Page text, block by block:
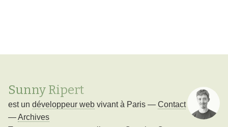
Sunny Ripert
est un développeur web vivant à Paris — Contact
—Archives